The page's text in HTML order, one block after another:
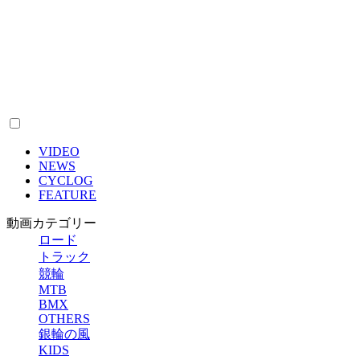
VIDEO
NEWS
CYCLOG
FEATURE
動画カテゴリー
ロード
トラック
競輪
MTB
BMX
OTHERS
銀輪の風
KIDS